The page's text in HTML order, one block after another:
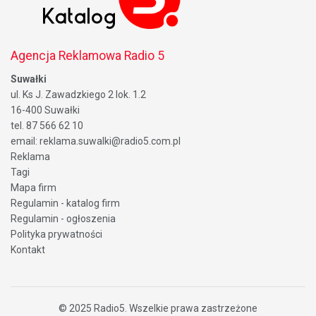
Agencja Reklamowa Radio 5
Suwałki
ul. Ks J. Zawadzkiego 2 lok. 1.2
16-400 Suwałki
tel. 87 566 62 10
email: reklama.suwalki@radio5.com.pl
Reklama
Tagi
Mapa firm
Regulamin - katalog firm
Regulamin - ogłoszenia
Polityka prywatności
Kontakt
© 2025 Radio5 . Wszelkie prawa zastrzeżone